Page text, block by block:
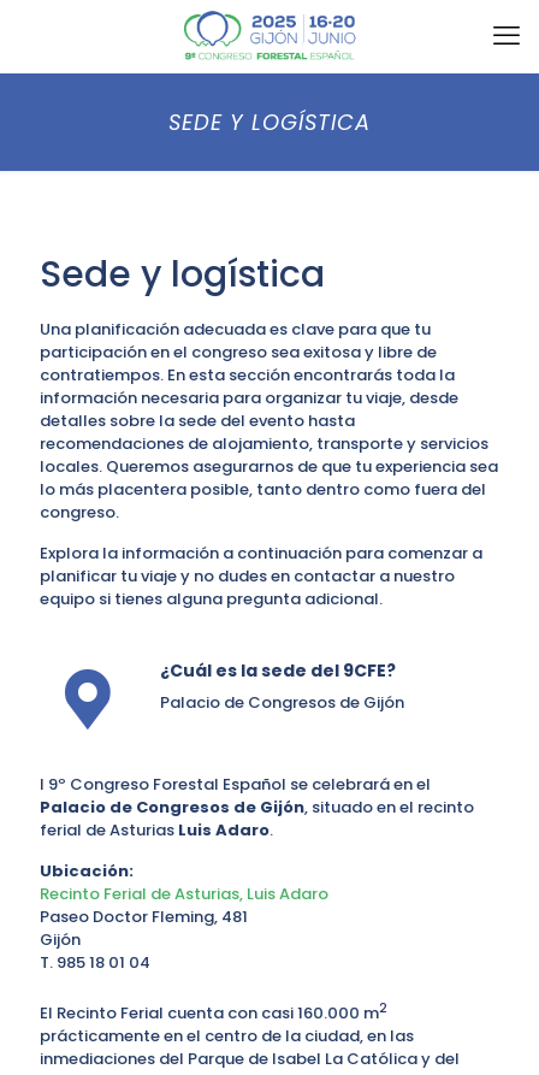
SEDE Y LOGÍSTICA
Sede y logística
Una planificación adecuada es clave para que tu
participación en el congreso sea exitosa y libre de
contratiempos. En esta sección encontrarás toda la
información necesaria para organizar tu viaje, desde
detalles sobre la sede del evento hasta
recomendaciones de alojamiento, transporte y servicios
locales. Queremos asegurarnos de que tu experiencia sea
lo más placentera posible, tanto dentro como fuera del
congreso.
Explora la información a continuación para comenzar a
planificar tu viaje y no dudes en contactar a nuestro
equipo si tienes alguna pregunta adicional.
¿Cuál es la sede del 9CFE?
Palacio de Congresos de Gijón
l 9º Congreso Forestal Español se celebrará en el
Palacio de Congresos de Gijón, situado en el recinto
ferial de Asturias Luis Adaro.
Ubicación:
Recinto Ferial de Asturias, Luis Adaro
Paseo Doctor Fleming, 481
Gijón
T. 985 18 01 04
El Recinto Ferial cuenta con casi 160.000 m2
prácticamente en el centro de la ciudad, en las
inmediaciones del Parque de Isabel La Católica y del